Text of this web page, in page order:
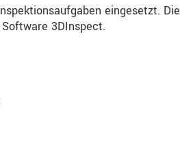
eingesetzt. Die
3DInspect.